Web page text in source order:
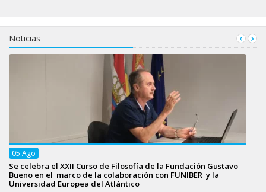
Noticias
05 Ago
Se celebra el XXII Curso de Filosofía de la Fundación Gustavo
Bueno en el marco de la colaboración con FUNIBER y la
Universidad Europea del Atlántico